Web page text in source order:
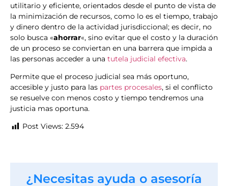
utilitario y eficiente, orientados desde el punto de vista de
la minimización de recursos, como lo es el tiempo, trabajo
y dinero dentro de la actividad jurisdiccional; es decir, no
solo busca «ahorrar«, sino evitar que el costo y la duración
de un proceso se conviertan en una barrera que impida a
las personas acceder a una tutela judicial efectiva.
Permite que el proceso judicial sea más oportuno,
accesible y justo para las partes procesales, si el conflicto
se resuelve con menos costo y tiempo tendremos una
justicia mas oportuna.
Post Views: 2.594
¿Necesitas ayuda o asesoría